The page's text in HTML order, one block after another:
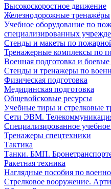
Высокоскоростное движение
Железнодорожные тренажёры
Учебное оборудование по
специализированных
Стенды и макеты по
Тренажерные комплексы по
Военная подготовка и
Стенды и тренажеры по
Физическая подготовка
Медицинская подготовка
Общевойсковые ресурсы
Учебные тиры и стрелковые
Сети ЭВМ.
Специализированное
Тренажеры спецтехники
Тактика
Танки. БМП.
Ракетная техника
Наглядные пособия по
Стрелковое вооружение.